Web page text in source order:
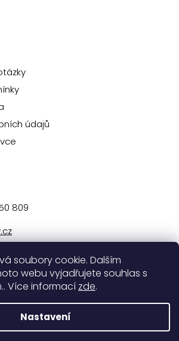
soubory cookie. Dalším
webu vyjadřujete souhlas s
Více informací zde.
Nastavení
údajů
809